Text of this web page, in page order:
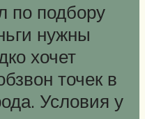
по подбору
нужны
хочет
точек в
Условия у